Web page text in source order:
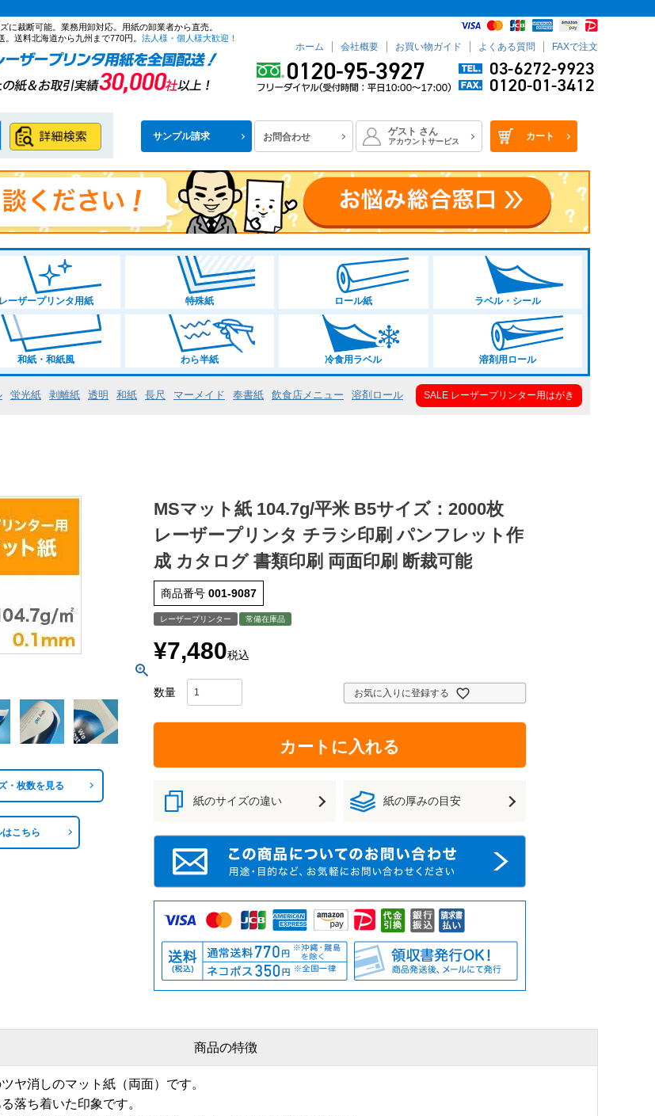
に裁断可能。業務用卸対応。用紙の卸業者から直売。
送料北海道から九州まで770円。 法人様・個人様大歓迎！
ホーム 会社概要 お買い物ガイド よくある質問 FAXで注文
サンプル請求 お問合わせ ゲスト さん
アカウントサービス カート
レーザープリンタ用紙 特殊紙 ロール紙 ラベル・シール
和紙・和紙風 わら半紙 冷食用ラベル 溶剤用ロール
蛍光紙 剥離紙 透明 和紙 長尺 マーメイド 奉書紙 飲食店メニュー 溶剤ロール SALE レーザープリンター用はがき
・枚数を見る
こちら
MSマット紙 104.7g/平米 B5サイズ：2000枚
レーザープリンタ チラシ印刷 パンフレット作
成 カタログ 書類印刷 両面印刷 断裁可能
商品番号 001-9087
レーザープリンター 常備在庫品
¥7,480税込
お気に入りに登録する
カートに入れる
紙のサイズの違い 紙の厚みの目安
商品の特徴
ヤ消しのマット紙（両面）です。
落ち着いた印象です。